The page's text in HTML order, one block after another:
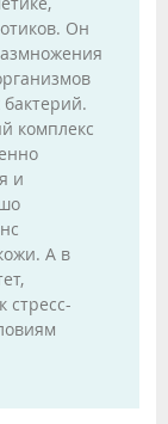
Он
комплекс
и
А в
стресс-